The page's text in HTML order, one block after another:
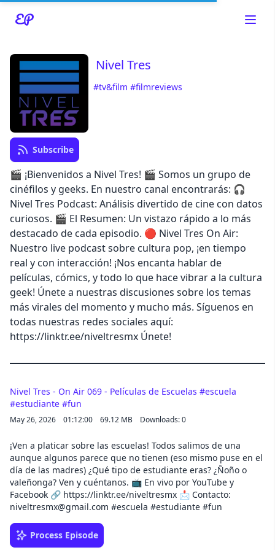
Read about our content policies
Nivel Tres
#tv&film #filmreviews
Subscribe
🎬 ¡Bienvenidos a Nivel Tres! 🎬 Somos un grupo de
cinéfilos y geeks. En nuestro canal encontrarás: 🎧
Nivel Tres Podcast: Análisis divertido de cine con datos
curiosos. 🎬 El Resumen: Un vistazo rápido a lo más
destacado de cada episodio. 🔴 Nivel Tres On Air:
Nuestro live podcast sobre cultura pop, ¡en tiempo
real y con interacción! ¡Nos encanta hablar de
películas, cómics, y todo lo que hace vibrar a la cultura
geek! Únete a nuestras discusiones sobre los temas
más virales del momento y mucho más. Síguenos en
todas nuestras redes sociales aquí:
https://linktr.ee/niveltresmx Únete!
Cancel
Nivel Tres - On Air 069 - Películas de Escuelas #escuela
#estudiante #fun
May 26, 2026 01:12:00 69.12 MB Downloads: 0
¡Ven a platicar sobre las escuelas! Todos salimos de una
aunque algunos parece que no tienen (eso mismo puse en el
día de las madres) ¿Qué tipo de estudiante eras? ¿Ñoño o
valeñonga? Ven y cuéntanos. 📺 En vivo por YouTube y
Facebook 🔗 https://linktr.ee/niveltresmx 📩 Contacto:
niveltresmx@gmail.com #escuela #estudiante #fun
Process Episode